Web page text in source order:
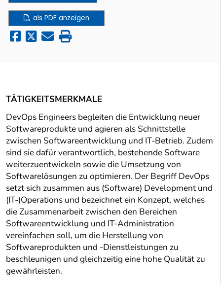
als PDF anzeigen
TÄTIGKEITSMERKMALE
DevOps Engineers begleiten die Entwicklung neuer
Softwareprodukte und agieren als Schnittstelle
zwischen Softwareentwicklung und IT-Betrieb. Zudem
sind sie dafür verantwortlich, bestehende Software
weiterzuentwickeln sowie die Umsetzung von
Softwarelösungen zu optimieren. Der Begriff DevOps
setzt sich zusammen aus (Software) Development und
(IT-)Operations und bezeichnet ein Konzept, welches
die Zusammenarbeit zwischen den Bereichen
Softwareentwicklung und IT-Administration
vereinfachen soll, um die Herstellung von
Softwareprodukten und -Dienstleistungen zu
beschleunigen und gleichzeitig eine hohe Qualität zu
gewährleisten.